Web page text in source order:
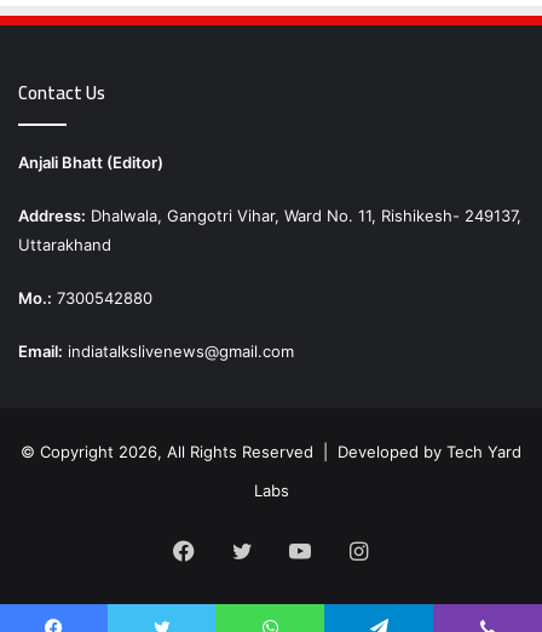
Contact Us
Anjali Bhatt (Editor)
Address: Dhalwala, Gangotri Vihar, Ward No. 11, Rishikesh- 249137,
Uttarakhand
Mo.: 7300542880
Email: indiatalkslivenews@gmail.com
© Copyright 2026, All Rights Reserved | Developed by Tech Yard
Labs
Facebook
Twitter YouTubeInstagram